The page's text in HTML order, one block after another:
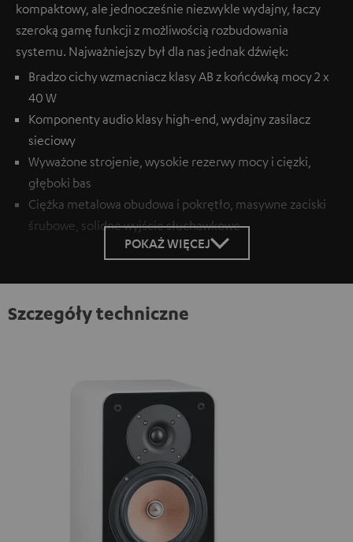
kompaktowy, ale jednocześnie niezwykle wydajny, łaczy
szeroką gamę funkcji z możliwością rozbudowania
systemu. Najważniejszy był dla nas jednak dźwięk:
Bradzo cichy wzmacniacz klasy AB z końcówką mocy 2 x
40 W
Komponenty audio klasy high-end, wydajny zasilacz
sieciowy
Wyważone strojenie, wysokie rezerwy mocy i cięzki,
głęboki bas
Ciężka metalowa obudowa i pokrętło, masywne zaciski
śrubowe, solidne wyjście słuchawkowe
POKAŻ WIĘCEJ
Szczegóły techniczne